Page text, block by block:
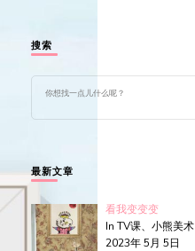
搜索
么
吗?
最新文章
看我变变变
In TV课、小熊美术
2023年 5月 5日